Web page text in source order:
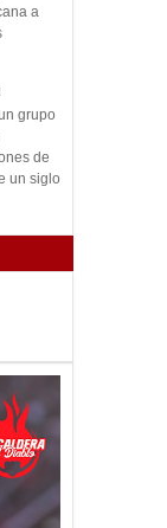
a
grupo
de
un siglo